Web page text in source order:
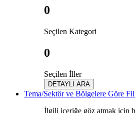
0
Seçilen Kategori
0
Seçilen İller
DETAYLI ARA
Tema/Sektör ve Bölgelere Göre
İlgili içeriğe göz atmak için